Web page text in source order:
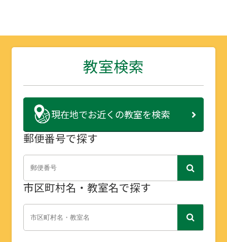
教室検索
現在地でお近くの教室を検索
郵便番号で探す
市区町村名・教室名で探す